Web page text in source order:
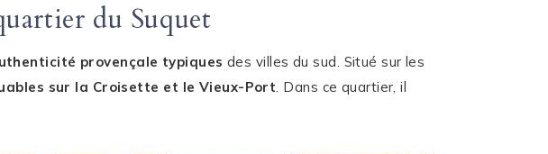
du Suquet
provençale typiques des villes du sud. Situé sur les
sur la Croisette et le Vieux-Port. Dans ce quartier, il